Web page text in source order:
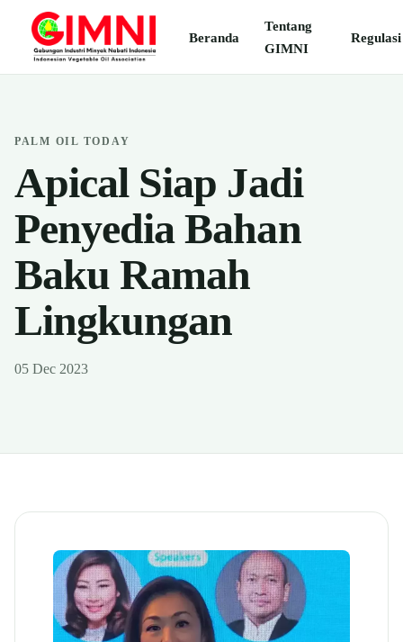
Beranda
Tentang
GIMNI
Regulasi
PALM OIL TODAY
Apical Siap Jadi
Penyedia Bahan
Baku Ramah
Lingkungan
05 Dec 2023